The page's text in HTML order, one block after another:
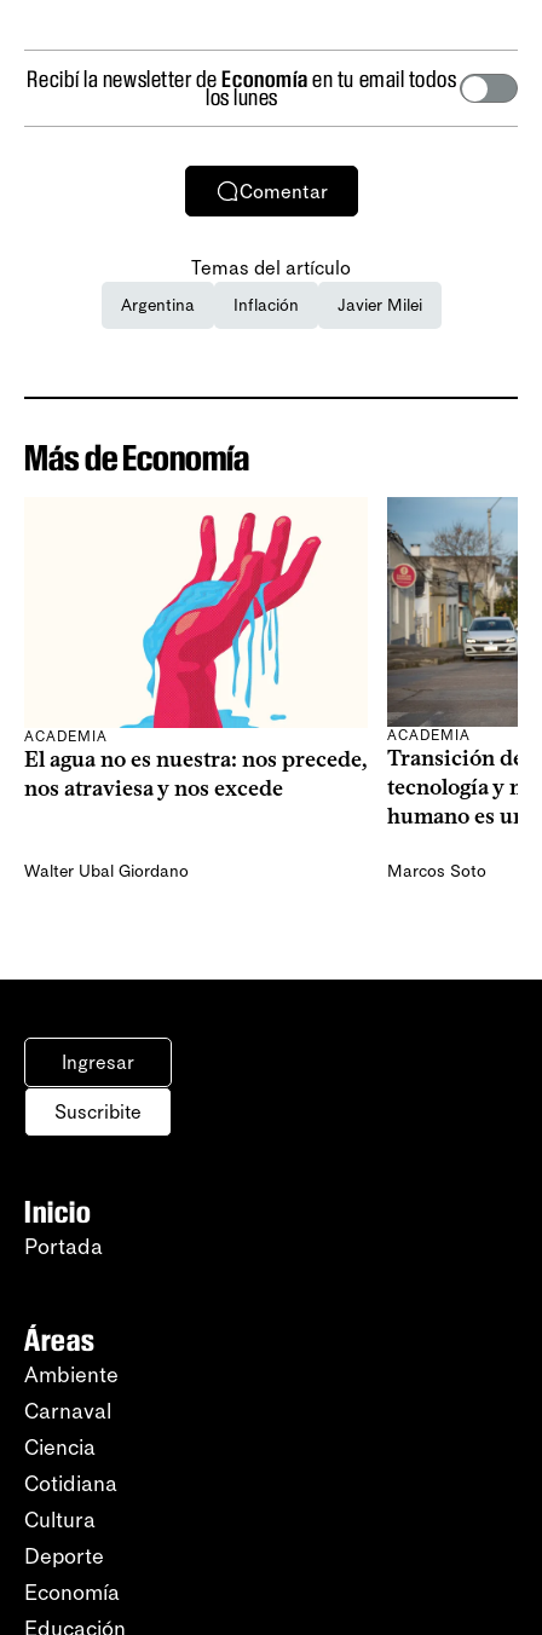
Recibí la newsletter deEconomíaen tu email todos
los lunes
Comentar
Temas del artículo
Argentina Inflación Javier Milei
Más de Economía
ACADEMIA
El agua no es nuestra: nos precede,
nos atraviesa y nos excede
Walter Ubal Giordano
ACADEMIA
Transición
tecnología y
humano es
Marcos Soto
Ingresar
Suscribite
Inicio
Portada
Áreas
Ambiente
Carnaval
Ciencia
Cotidiana
Cultura
Deporte
Economía
Educación